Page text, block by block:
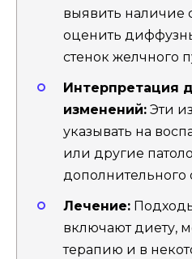
выявить наличие
оценить
стенок желчного
Интерпретация
изменений: Эти
указывать на
или другие
дополнительного
Лечение:
включают диету,
терапию и в